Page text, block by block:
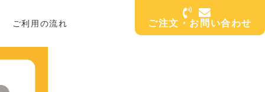
ご利用の流れ ご注文・お問い合わせ